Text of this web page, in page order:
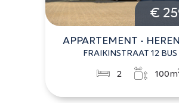
€
APPARTEMENT -
FRAIKINSTRAAT 12 BUS
2 100m